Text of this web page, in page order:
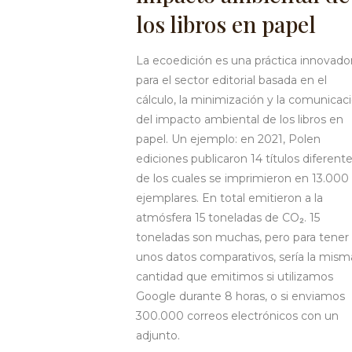
los libros en papel
La ecoedición es una práctica
para el sector editorial basada en el
cálculo, la minimización y la
del impacto ambiental de los libros en
papel. Un ejemplo: en 2021, Polen
ediciones publicaron 14 títulos
de los cuales se imprimieron en 13.000
ejemplares. En total emitieron a la
atmósfera 15 toneladas de CO₂. 15
toneladas son muchas, pero para tener
unos datos comparativos, sería la
cantidad que emitimos si utilizamos
Google durante 8 horas, o si enviamos
300.000 correos electrónicos con un
adjunto.